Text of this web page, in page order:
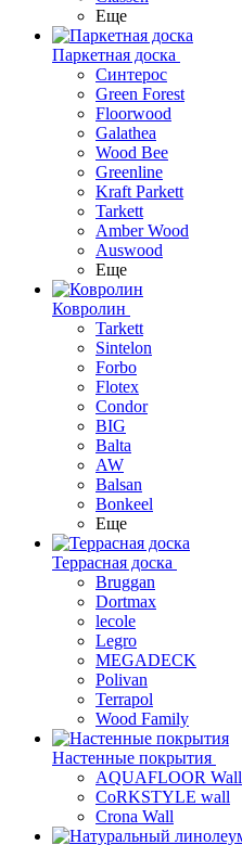
Еще
Паркетная доска
Синтерос
Green Forest
Floorwood
Galathea
Wood Bee
Greenline
Kraft Parkett
Tarkett
Amber Wood
Auswood
Еще
Ковролин
Tarkett
Sintelon
Forbo
Flotex
Condor
BIG
Balta
AW
Balsan
Bonkeel
Еще
Террасная доска
Bruggan
Dortmax
lecole
Legro
MEGADECK
Polivan
Terrapol
Wood Family
Настенные покрытия
AQUAFLOOR Wall
CoRKSTYLE wall
Crona Wall